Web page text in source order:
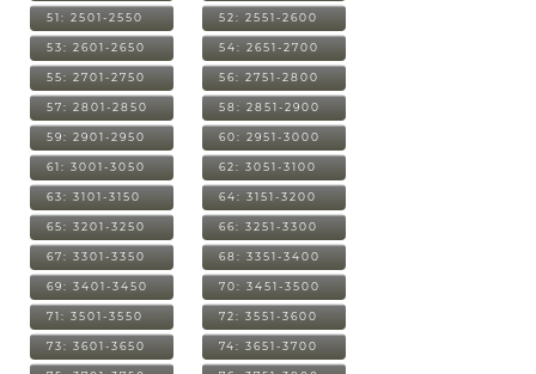
51: 2501-2550 52: 2551-2600
53: 2601-2650 54: 2651-2700
55: 2701-2750 56: 2751-2800
57: 2801-2850 58: 2851-2900
59: 2901-2950 60: 2951-3000
61: 3001-3050 62: 3051-3100
63: 3101-3150 64: 3151-3200
65: 3201-3250 66: 3251-3300
67: 3301-3350 68: 3351-3400
69: 3401-3450 70: 3451-3500
71: 3501-3550 72: 3551-3600
73: 3601-3650 74: 3651-3700